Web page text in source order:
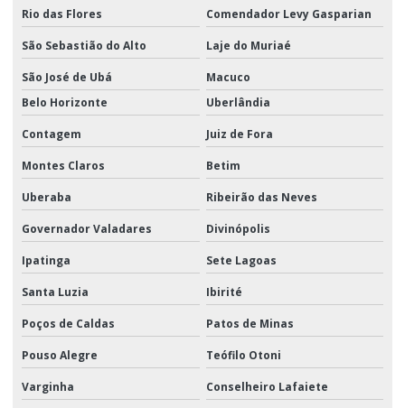
Rio das Flores Comendador Levy Gasparian
São Sebastião do Alto Laje do Muriaé
São José de Ubá
Macuco
Belo Horizonte
Uberlândia
Contagem Juiz de Fora
Montes Claros Betim
Uberaba Ribeirão das Neves
Governador Valadares Divinópolis
Ipatinga Sete Lagoas
Santa Luzia Ibirité
Poços de Caldas Patos de Minas
Pouso Alegre Teófilo Otoni
Varginha Conselheiro Lafaiete